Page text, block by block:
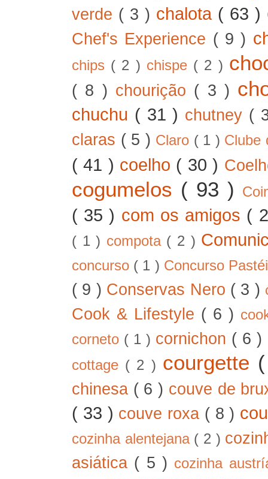
verde ( 3 ) chalota ( 63 )
Chef's Experience ( 9 )
chips ( 2 ) chispe ( 2 )
( 8 ) chourição ( 3 )
chuchu ( 31 ) chutney (
claras ( 5 ) Claro ( 1 ) Clube
( 41 ) coelho ( 30 )
cogumelos ( 93 )
( 35 ) com os amigos (
( 1 ) compota ( 2 )
concurso ( 1 ) Concurso
( 9 ) Conservas Nero ( 3 )
Cook & Lifestyle ( 6 )
corneto ( 1 ) cornichon ( 6 )
cottage ( 2 ) courgette
chinesa ( 6 ) couve de
( 33 ) couve roxa ( 8 )
cozinha alentejana ( 2 )
asiática ( 5 ) cozinha